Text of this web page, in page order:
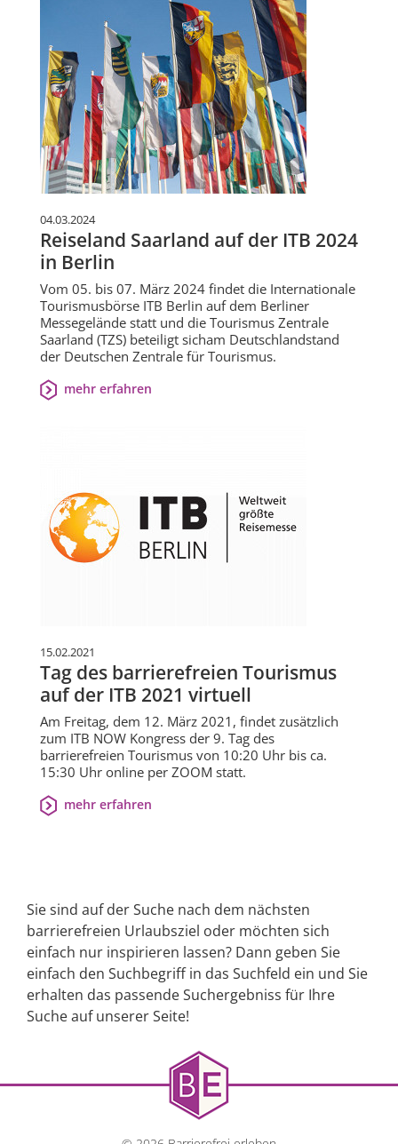
04.03.2024
Reiseland Saarland auf der ITB 2024
in Berlin
Vom 05. bis 07. März 2024 findet die Internationale
Tourismusbörse ITB Berlin auf dem Berliner
Messegelände statt und die Tourismus Zentrale
Saarland (TZS) beteiligt sicham Deutschlandstand
der Deutschen Zentrale für Tourismus.
mehr erfahren
15.02.2021
Tag des barrierefreien Tourismus
auf der ITB 2021 virtuell
Am Freitag, dem 12. März 2021, findet zusätzlich
zum ITB NOW Kongress der 9. Tag des
barrierefreien Tourismus von 10:20 Uhr bis ca.
15:30 Uhr online per ZOOM statt.
mehr erfahren
Sie sind auf der Suche nach dem nächsten
barrierefreien Urlaubsziel oder möchten sich
einfach nur inspirieren lassen? Dann geben Sie
einfach den Suchbegriff in das Suchfeld ein und Sie
erhalten das passende Suchergebniss für Ihre
Suche auf unserer Seite!